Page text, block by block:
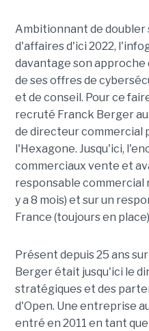
Ambitionnant de
d'affaires d'ici 2022,
davantage son approche
de ses offres de
et de conseil. Pour ce
recruté Franck Berger
de directeur commercial
l'Hexagone. Jusqu'ici,
commerciaux vente et
responsable commercial
y a 8 mois) et sur un
France (toujours en
Présent depuis 25 ans
Berger était jusqu'ici le
stratégiques et des
d'Open. Une entreprise
entré en 2011 en tant